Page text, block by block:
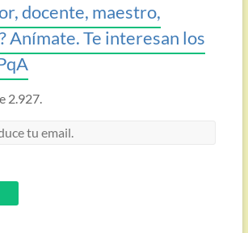
docente, maestro,
Anímate. Te interesan los
2.927.